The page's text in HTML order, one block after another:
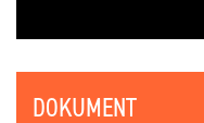
DOKUMENT